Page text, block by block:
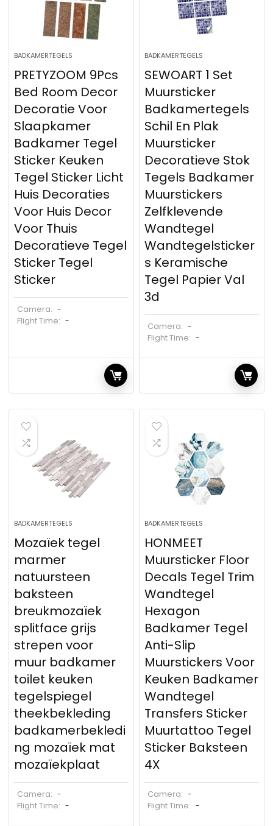
BADKAMERTEGELS
PRETYZOOM 9Pcs
Bed Room Decor
Decoratie Voor
Slaapkamer
Badkamer Tegel
Sticker Keuken
Tegel Sticker Licht
Huis Decoraties
Voor Huis Decor
Voor Thuis
Decoratieve Tegel
Sticker Tegel
Sticker
Camera: -
Flight Time: -
BADKAMERTEGELS
SEWOART 1 Set
Muursticker
Badkamertegels
Schil En Plak
Muursticker
Decoratieve Stok
Tegels Badkamer
Muurstickers
Zelfklevende
Wandtegel
Wandtegelsticker
s Keramische
Tegel Papier Val
3d
Camera: -
Flight Time: -
BADKAMERTEGELS
Mozaïek tegel
marmer
natuursteen
baksteen
breukmozaïek
splitface grijs
strepen voor
muur badkamer
toilet keuken
tegelspiegel
theekbekleding
badkamerbekledi
ng mozaïek mat
mozaïekplaat
Camera: -
Flight Time: -
BADKAMERTEGELS
HONMEET
Muursticker Floor
Decals Tegel Trim
Wandtegel
Hexagon
Badkamer Tegel
Anti-Slip
Muurstickers Voor
Keuken Badkamer
Wandtegel
Transfers Sticker
Muurtattoo Tegel
Sticker Baksteen
4X
Camera: -
Flight Time: -